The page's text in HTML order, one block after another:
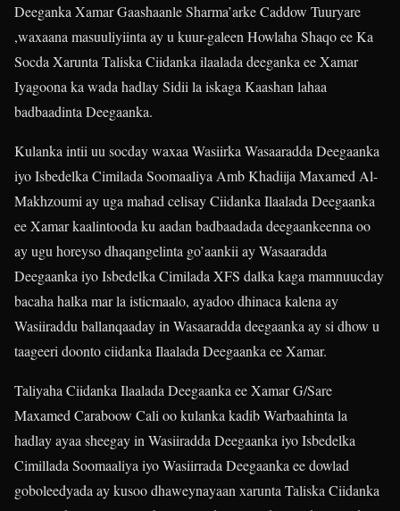
Deeganka Xamar Gaashaanle Sharma’arke Caddow Tuuryare
,waxaana masuuliyiinta ay u kuur-galeen Howlaha Shaqo ee Ka
Socda Xarunta Taliska Ciidanka ilaalada deeganka ee Xamar
Iyagoona ka wada hadlay Sidii la iskaga Kaashan lahaa
badbaadinta Deegaanka.
Kulanka intii uu socday waxaa Wasiirka Wasaaradda Deegaanka
iyo Isbedelka Cimilada Soomaaliya Amb Khadiija Maxamed Al-
Makhzoumi ay uga mahad celisay Ciidanka Ilaalada Deegaanka
ee Xamar kaalintooda ku aadan badbaadada deegaankeenna oo
ay ugu horeyso dhaqangelinta go’aankii ay Wasaaradda
Deegaanka iyo Isbedelka Cimilada XFS dalka kaga mamnuucday
bacaha halka mar la isticmaalo, ayadoo dhinaca kalena ay
Wasiiraddu ballanqaaday in Wasaaradda deegaanka ay si dhow u
taageeri doonto ciidanka Ilaalada Deegaanka ee Xamar.
Taliyaha Ciidanka Ilaalada Deegaanka ee Xamar G/Sare
Maxamed Caraboow Cali oo kulanka kadib Warbaahinta la
hadlay ayaa sheegay in Wasiiradda Deegaanka iyo Isbedelka
Cimillada Soomaaliya iyo Wasiirrada Deegaanka ee dowlad
goboleedyada ay kusoo dhaweynayaan xarunta Taliska Ciidanka